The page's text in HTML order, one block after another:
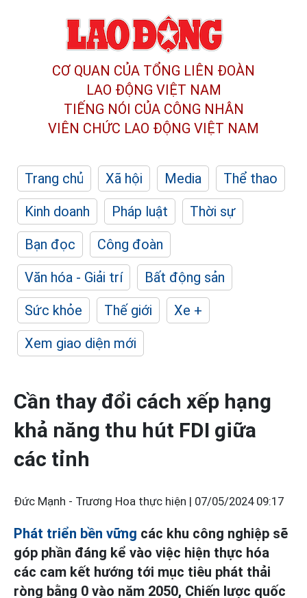
CƠ QUAN CỦA TỔNG LIÊN ĐOÀN
LAO ĐỘNG VIỆT NAM
TIẾNG NÓI CỦA CÔNG NHÂN
VIÊN CHỨC LAO ĐỘNG VIỆT NAM
Trang chủ Xã hội Media
Thể thao
Kinh doanh
Pháp luật
Thời sự
Bạn đọc
Công đoàn
Văn hóa - Giải trí
Bất động sản
Sức khỏe
Thế giới
Xe +
Xem giao diện mới
Cần thay đổi cách xếp hạng
khả năng thu hút FDI giữa
các tỉnh
Đức Mạnh - Trương Hoa thực hiện | 07/05/2024 09:17
Phát triển bền vững các khu công nghiệp sẽ
góp phần đáng kể vào việc hiện thực hóa
các cam kết hướng tới mục tiêu phát thải
ròng bằng 0 vào năm 2050, Chiến lược quốc